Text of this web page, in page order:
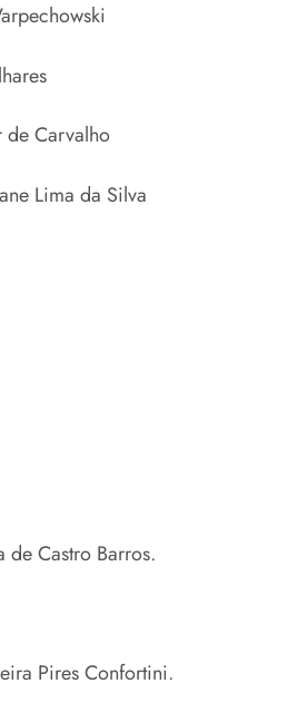
de Carvalho
Lima da Silva
de Castro Barros.
Pires Confortini.